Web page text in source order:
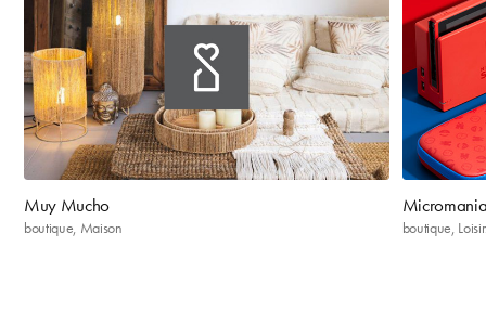
Muy Mucho
boutique, Maison boutique,